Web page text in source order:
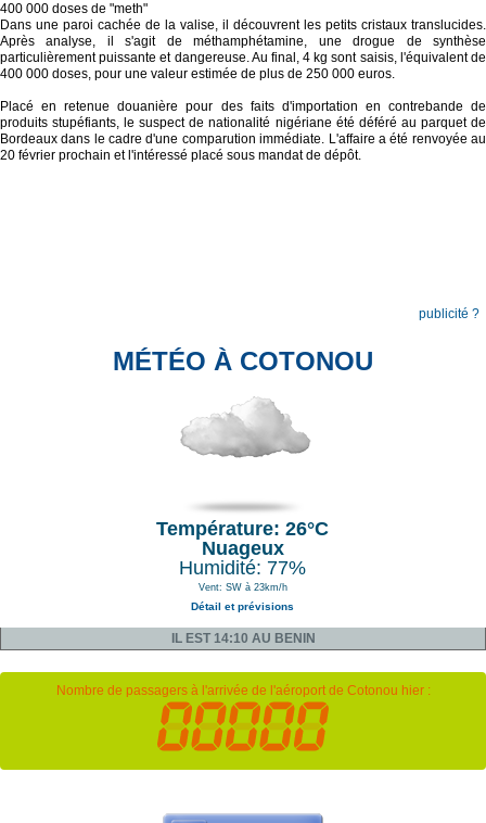
400 000 doses de "meth"
Dans une paroi cachée de la valise, il découvrent les petits cristaux translucides.
Après analyse, il s'agit de méthamphétamine, une drogue de synthèse
particulièrement puissante et dangereuse. Au final, 4 kg sont saisis, l'équivalent de
400 000 doses, pour une valeur estimée de plus de 250 000 euros.
Placé en retenue douanière pour des faits d'importation en contrebande de
produits stupéfiants, le suspect de nationalité nigériane été déféré au parquet de
Bordeaux dans le cadre d'une comparution immédiate. L'affaire a été renvoyée au
20 février prochain et l'intéressé placé sous mandat de dépôt.
publicité ?
MÉTÉO À COTONOU
Température: 26°C
Nuageux
Humidité: 77%
Vent: SW à 23km/h
Détail et prévisions
IL EST 14:10 AU BENIN
Nombre de passagers à l'arrivée de l'aéroport de Cotonou hier :